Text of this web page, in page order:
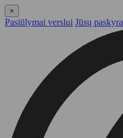
×
Pasiūlymai verslui Jūsų paskyra